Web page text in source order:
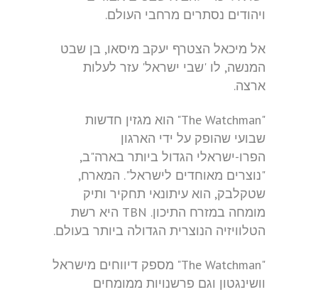
ויהודים נסתרים מרחבי העולם.
אל מיכאל הצטרף יעקב מיסאו, בן שבט
המנשה, לו 'שבי ישראל' עזר לעלות
ארצה.
"The Watchman" הוא מגזין חדשות
שבועי שהופק על ידי הארגון
הפרו-ישראלי הגדול ביותר בארה"ב,
"נוצרים מאוחדים לישראל". המארח,
שטקלבק, הוא עיתונאי תחקיר ותיק
מומחה במזרח התיכון. TBN היא רשת
הטלוויזיה הנוצרית הגדולה ביותר בעולם.
"The Watchman" מספק דיווחים מישראל
וושינגטון וגם פרשנויות ממומחים